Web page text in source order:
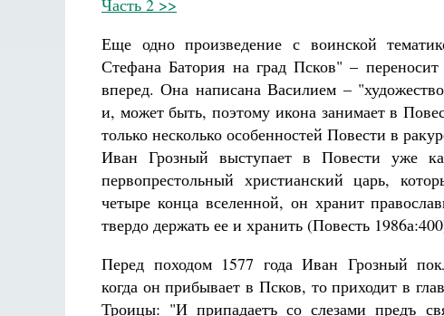
Часть 2 >>
Еще одно произведение с воинской
Стефана Батория на град Псков" – переносит
вперед. Она написана Василием –
и, может быть, поэтому икона занимает в
только несколько особенностей Повести в
Иван Грозный выступает в Повести уже
первопрестольный христианский царь,
четыре конца вселенной, он хранит
твердо держать ее и хранить (Повесть
Перед походом 1577 года Иван Грозный
когда он прибывает в Псков, то приходит в
Троицы: "И припадаетъ со слезами предъ
Разлуки не будет
Фредерика де Грааф Как